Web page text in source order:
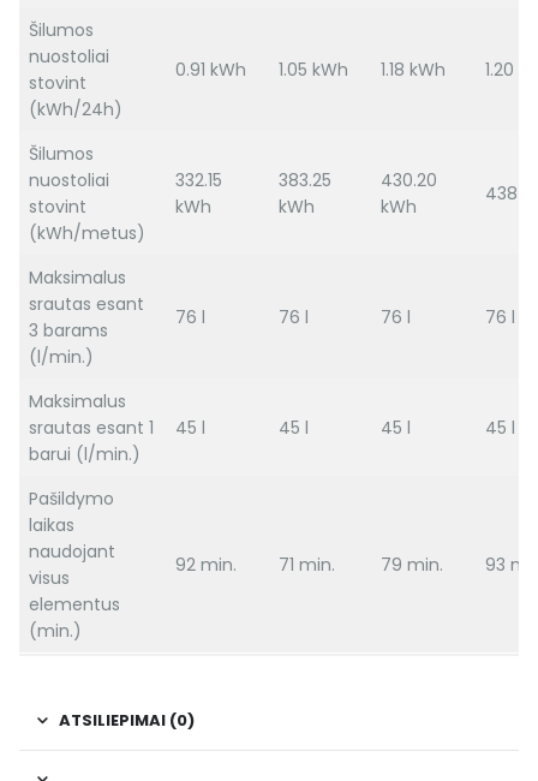
Šilumos
nuostoliai
stovint
(kWh/24h)
0.91 kWh 1.05 kWh 1.18 kWh 1.20
Šilumos
nuostoliai
stovint
(kWh/metus)
332.15
kWh
383.25
kWh
430.20
kWh
438
Maksimalus
srautas esant
3 barams
(l/min.)
76 l 76 l 76 l 76 l
Maksimalus
srautas esant 1
barui (l/min.)
45 l 45 l 45 l 45 l
Pašildymo
laikas
naudojant
visus
elementus
(min.)
92 min. 71 min. 79 min. 93
ATSILIEPIMAI (0)